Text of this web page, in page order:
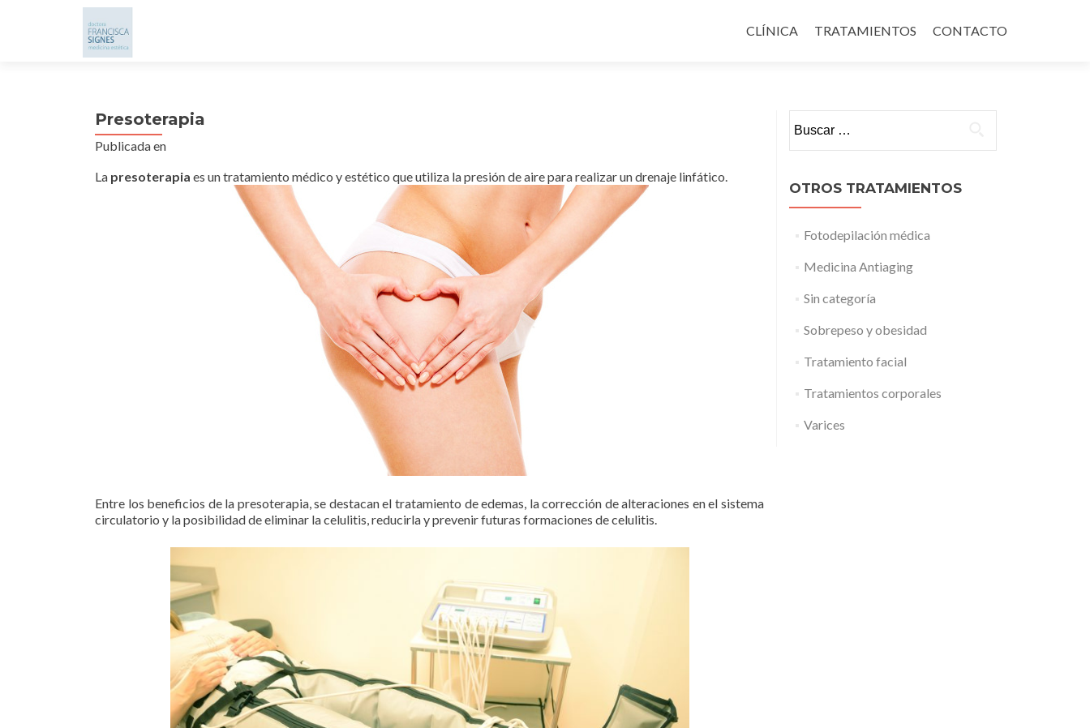
CLÍNICA
TRATAMIENTOS CONTACTO
Presoterapia
Publicada en
La presoterapia es un tratamiento médico y estético que utiliza la presión de aire para realizar un drenaje linfático.
Entre los beneficios de la presoterapia, se destacan el tratamiento de edemas, la corrección de alteraciones en el sistema
circulatorio y la posibilidad de eliminar la celulitis, reducirla y prevenir futuras formaciones de celulitis.
OTROS TRATAMIENTOS
Fotodepilación médica
Medicina Antiaging
Sin categoría
Sobrepeso y obesidad
Tratamiento facial
Tratamientos corporales
Varices